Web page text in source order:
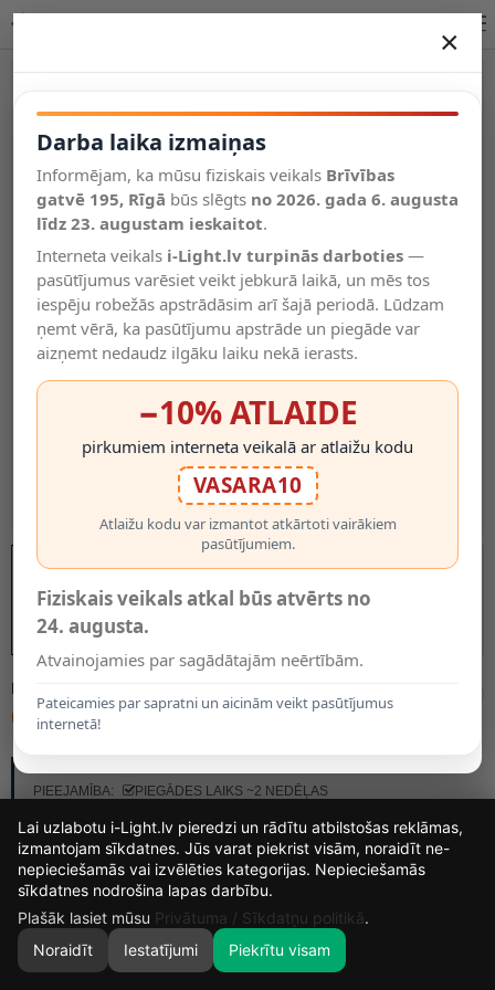
Salīdzināt
Vēlmju
saraksts
Valodas
0
MODELIS:
66.90€
PIEEJAMĪBA:
PIEGĀDES LAIKS ~2 NEDĒĻAS
×
Darba laika izmaiņas
Informējam, ka mūsu fiziskais veikals Brīvības
gatvē 195, Rīgā būs slēgts no 2026. gada 6. augusta
līdz 23. augustam ieskaitot.
Interneta veikals i-Light.lv turpinās darboties —
pasūtījumus varēsiet veikt jebkurā laikā, un mēs tos
iespēju robežās apstrādāsim arī šajā periodā. Lūdzam
ņemt vērā, ka pasūtījumu apstrāde un piegāde var
aizņemt nedaudz ilgāku laiku nekā ierasts.
−10% ATLAIDE
pirkumiem interneta veikalā ar atlaižu kodu
VASARA10
Atlaižu kodu var izmantot atkārtoti vairākiem
pasūtījumiem.
Fiziskais veikals atkal būs atvērts no
24. augusta.
Atvainojamies par sagādātajām neērtībām.
Pateicamies par sapratni un aicinām veikt pasūtījumus
internetā!
14
DIENAS
21
STUNDAS
20
MIN.
8
Lai uzlabotu i-Light.lv pieredzi un rādītu atbilstošas reklāmas,
izmantojam sīkdatnes. Jūs varat piekrist visām, noraidīt ne-
nepieciešamās vai izvēlēties kategorijas. Nepieciešamās
sīkdatnes nodrošina lapas darbību.
Plašāk lasiet mūsu Privātuma / Sīkdatņu politikā.
Noraidīt
Iestatījumi Piekrītu visam